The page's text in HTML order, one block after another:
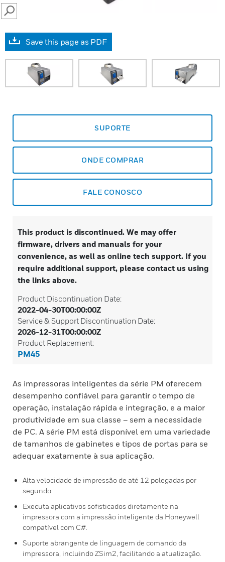
SEARCH
Save this page as PDF
SUPORTE
ONDE COMPRAR
FALE CONOSCO
This product is discontinued. We may offer
firmware, drivers and manuals for your
convenience, as well as online tech support. If you
require additional support, please contact us using
the links above.
Product Discontinuation Date:
2022-04-30T00:00:00Z
Service & Support Discontinuation Date:
2026-12-31T00:00:00Z
Product Replacement:
PM45
As impressoras inteligentes da série PM oferecem
desempenho confiável para garantir o tempo de
operação, instalação rápida e integração, e a maior
produtividade em sua classe – sem a necessidade
de PC. A série PM está disponível em uma variedade
de tamanhos de gabinetes e tipos de portas para se
adequar exatamente à sua aplicação.
Alta velocidade de impressão de até 12 polegadas por
segundo.
Executa aplicativos sofisticados diretamente na
impressora com a impressão inteligente da Honeywell
compatível com C#.
Suporte abrangente de linguagem de comando da
impressora, incluindo ZSim2, facilitando a atualização.